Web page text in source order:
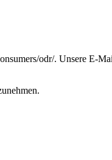
odr/. Unsere E-